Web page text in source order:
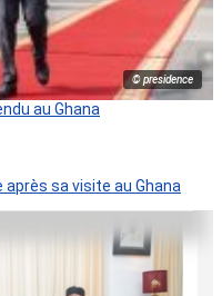
© presidence
au Ghana
après sa visite au Ghana